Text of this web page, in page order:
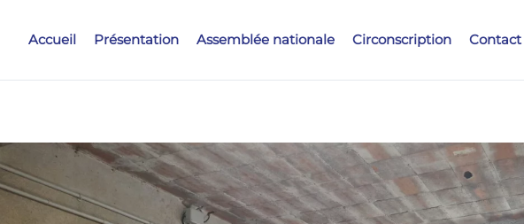
Accueil Présentation Assemblée nationale Circonscription Contact